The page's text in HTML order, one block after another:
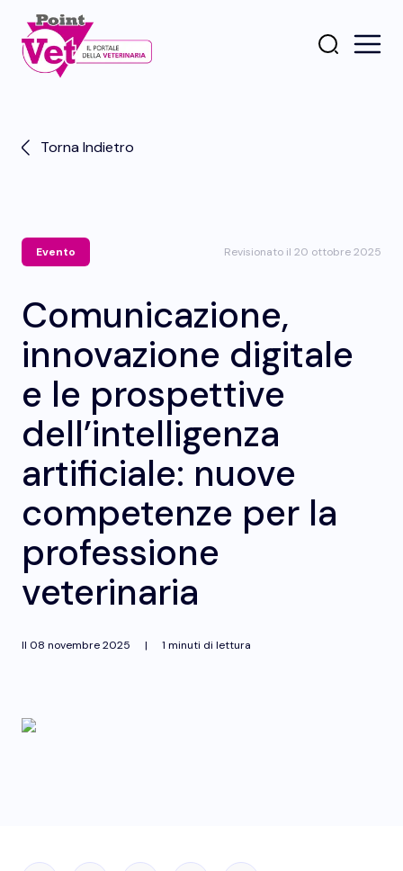
Torna Indietro
Evento Revisionato il 20 ottobre 2025
Comunicazione,
innovazione digitale
e le prospettive
dell’intelligenza
artificiale: nuove
competenze per la
professione
veterinaria
Il 08 novembre 2025 | 1 minuti di lettura